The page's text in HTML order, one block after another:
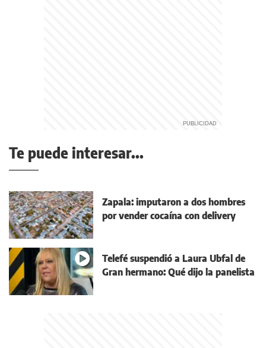
Te puede interesar...
Zapala: imputaron a dos hombres
por vender cocaína con delivery
Telefé suspendió a Laura Ubfal de
Gran hermano: Qué dijo la panelista